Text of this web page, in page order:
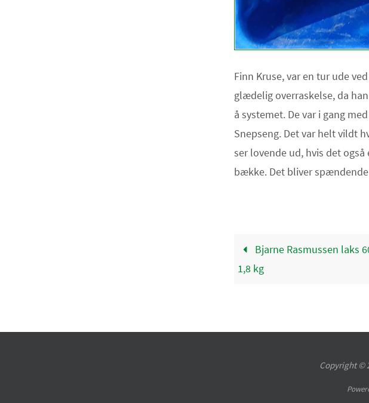
Finn Kruse, var en tur ude
glædelig overraskelse, da
å systemet. De var i gang
Snepseng. Det var helt vildt
ser lovende ud, hvis det
bække. Det bliver
Bjarne Rasmussen laks
1,8 kg
Copyright ©